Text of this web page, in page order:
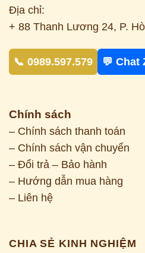
Địa chỉ:
+ 88 Thanh Lương 24, P.
📞 0989.597.579 💬 Chat
Chính sách
– Chính sách thanh toán
– Chính sách vận chuyển
– Đổi trả – Bảo hành
– Hướng dẫn mua hàng
– Liên hệ
CHIA SẺ KINH NGHIỆM